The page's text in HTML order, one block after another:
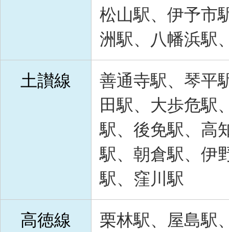
松山駅、伊予市
洲駅、八幡浜駅
土讃線
善通寺駅、琴平
田駅、大歩危駅
駅、後免駅、高
駅、朝倉駅、伊
駅、窪川駅
高徳線
栗林駅、屋島駅